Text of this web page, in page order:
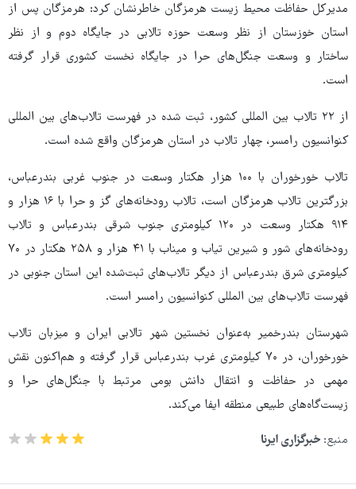
مدیرکل حفاظت محیط زیست هرمزگان خاطرنشان کرد: هرمزگان پس از
استان خوزستان از نظر وسعت حوزه تالابی در جایگاه دوم و از نظر
ساختار و وسعت جنگل‌های حرا در جایگاه نخست کشوری قرار گرفته
است.
از ۲۲ تالاب بین المللی کشور، ثبت شده در فهرست تالاب‌های بین المللی
کنوانسیون رامسر، چهار تالاب در استان هرمزگان واقع شده است.
تالاب خورخوران با ۱۰۰ هزار هکتار وسعت در جنوب غربی بندرعباس،
بزرگترین تالاب هرمزگان است، تالاب رودخانه‌های گز و حرا با ۱۶ هزار و
۹۱۴ هکتار وسعت در ۱۲۰ کیلومتری جنوب شرقی بندرعباس و تالاب
رودخانه‌های شور و شیرین تیاب و میناب با ۴۱ هزار و ۲۵۸ هکتار در ۷۰
کیلومتری شرق بندرعباس از دیگر تالاب‌های ثبت‌شده این استان جنوبی در
فهرست تالاب‌های بین المللی کنوانسیون رامسر است.
شهرستان بندرخمیر به‌عنوان نخستین شهر تالابی ایران و میزبان تالاب
خورخوران، در ۷۰ کیلومتری غرب بندرعباس قرار گرفته و هم‌اکنون نقش
مهمی در حفاظت و انتقال دانش بومی مرتبط با جنگل‌های حرا و
زیست‌گاه‌های طبیعی منطقه ایفا می‌کند.
منبع: خبرگزاری ایرنا